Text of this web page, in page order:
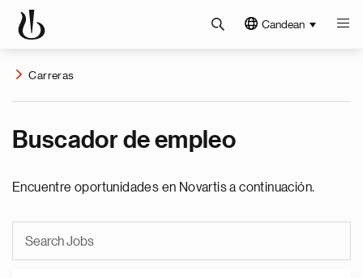
Candean
Carreras
Buscador de empleo
Encuentre oportunidades en Novartis a continuación.